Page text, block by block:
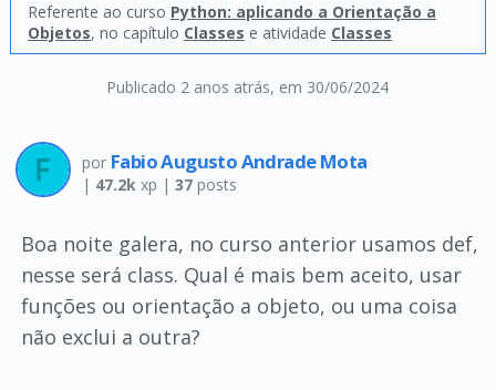
Publicado 2 anos atrás, em 30/06/2024
Referente ao curso Python: aplicando a Orientação a
Objetos, no capítulo Classes e atividade Classes
por Fabio Augusto Andrade Mota
| 47.2kxp | 37posts
Boa noite galera, no curso anterior usamos def,
nesse será class. Qual é mais bem aceito, usar
funções ou orientação a objeto, ou uma coisa
não exclui a outra?